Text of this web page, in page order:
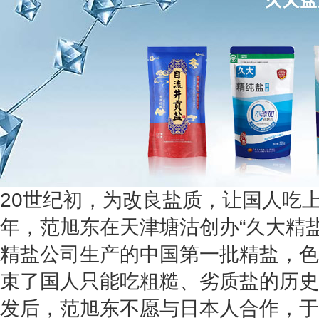
20世纪初，为改良盐质，让国人吃
年，范旭东在天津塘沽创办“久大精
精盐公司生产的中国第一批精盐，
束了国人只能吃粗糙、劣质盐的历
发后，范旭东不愿与日本人合作，